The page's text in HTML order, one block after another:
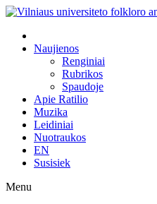
Naujienos
Renginiai
Rubrikos
Spaudoje
Apie Ratilio
Muzika
Leidiniai
Nuotraukos
EN
Susisiek
Menu